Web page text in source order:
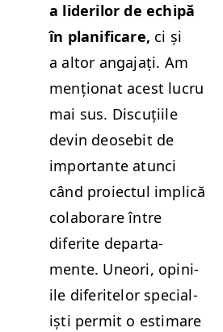
a lid­er­ilor de echipă
în plan­i­fi­care, ci și
a altor anga­jați. Am
mențion­at acest lucru
mai sus. Dis­cuți­ile
devin deosebit de
impor­tante atun­ci
când proiec­tul implică
colab­o­rare între
diferite depar­ta­
mente. Une­ori, opini­
ile diferitelor spe­cial­
iști per­mit o esti­mare